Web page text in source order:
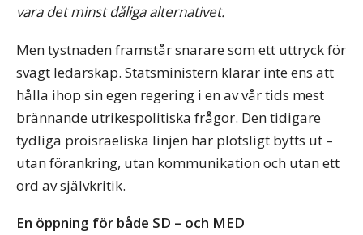
vara det minst dåliga alternativet.
Men tystnaden framstår snarare som ett uttryck för
svagt ledarskap. Statsministern klarar inte ens att
hålla ihop sin egen regering i en av vår tids mest
brännande utrikespolitiska frågor. Den tidigare
tydliga proisraeliska linjen har plötsligt bytts ut –
utan förankring, utan kommunikation och utan ett
ord av självkritik.
En öppning för både SD – och MED